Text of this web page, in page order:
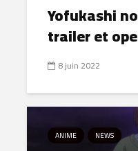
Yofukashi
trailer et
8 juin 2022
ANIME NEWS